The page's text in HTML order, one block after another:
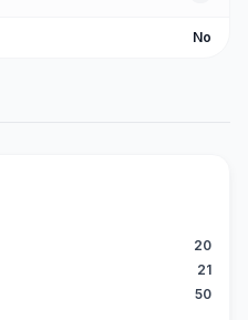
No
20
21
50